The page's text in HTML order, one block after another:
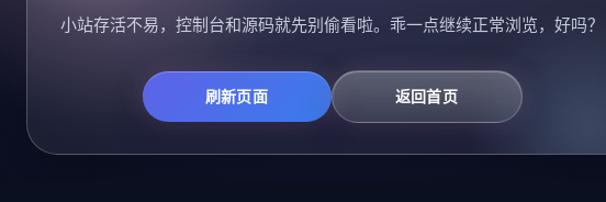
小站存活不易，控制台和源码就先别偷看啦。乖一点继续正常浏览，好吗？
刷新页面 返回首页